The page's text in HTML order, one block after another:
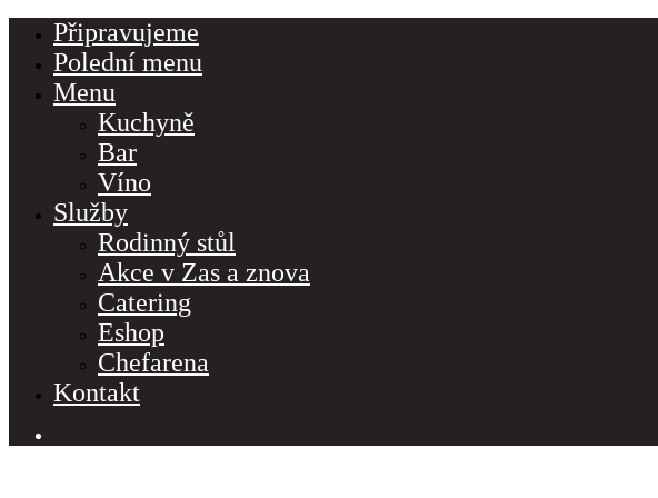
Připravujeme
Polední menu
Menu
Kuchyně
Bar
Víno
Služby
Rodinný stůl
Akce v Zas a znova
Catering
Eshop
Chefarena
Kontakt
Make a Reservation